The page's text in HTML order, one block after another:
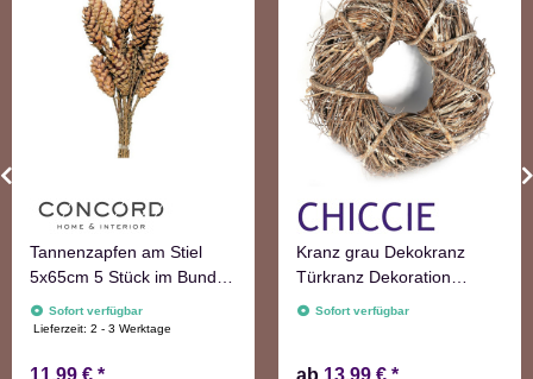
Tannenzapfen am Stiel
5x65cm 5 Stück im Bund
natur Adventskranzdeko
Sofort verfügbar
Lieferzeit:2 - 3 Werktage
Kranz grau Dekokranz
Türkranz Dekoration
Wanddekoration
Sofort verfügbar